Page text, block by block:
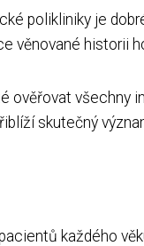
polikliniky je
věnované historii
ověřovat všechny
skutečný
každého